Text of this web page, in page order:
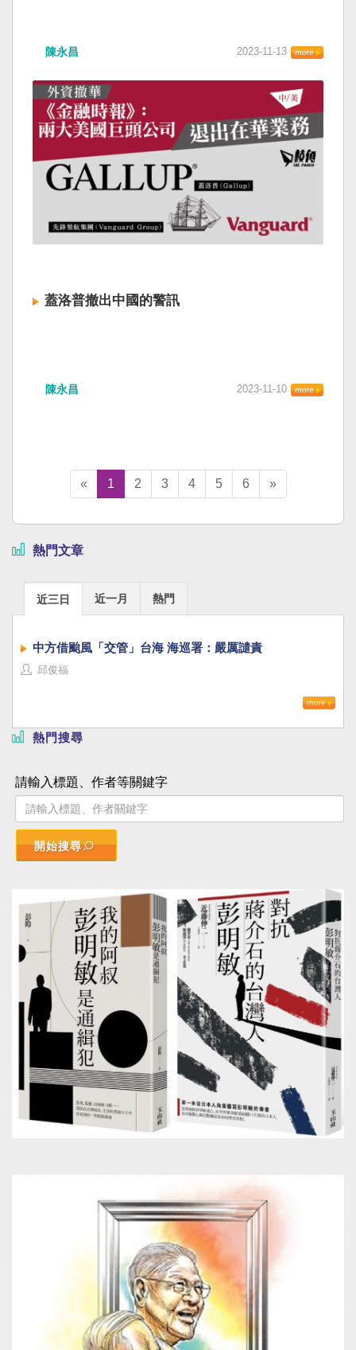
陳永昌 2023-11-13
蓋洛普撤出中國的警訊
陳永昌 2023-11-10
« 1 2 3 4 5 6 »
熱門文章
近三日 近一月 熱門
中方借颱風「交管」台海 海巡署：嚴厲譴責
邱俊福
熱門搜尋
請輸入標題、作者等關鍵字
開始搜尋